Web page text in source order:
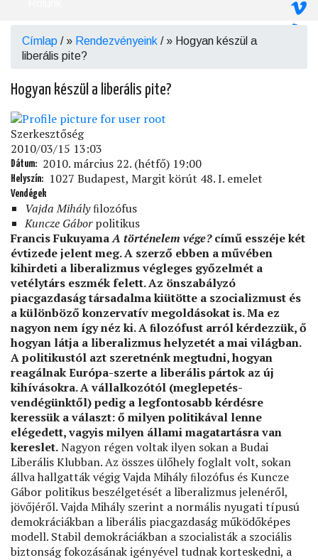
Morzsa
Címlap / Rendezvényeink /
Hogyan készül a
liberális pite?
Hogyan készül a liberális pite?
Szerkesztőség
2010/03/15 13:03
Dátum 2010. március 22. (hétfő) 19:00
Helyszín 1027 Budapest, Margit körút 48. I. emelet
Vendégek
Vajda Mihályﬁlozófus
Kuncze Gáborpolitikus
Francis FukuyamaA történelem vége?című esszéje két
évtizede jelent meg. A szerző ebben a művében
kihirdeti a liberalizmus végleges győzelmét a
vetélytárs eszmék felett. Az önszabályzó
piacgazdaság társadalma kiütötte a szocializmust és
a különböző konzervatív megoldásokat is. Ma ez
nagyon nem így néz ki. A ﬁlozófust arról kérdezzük, ő
hogyan látja a liberalizmus helyzetét a mai világban.
A politikustól azt szeretnénk megtudni, hogyan
reagálnak Európa-szerte a liberális pártok az új
kihívásokra. A vállalkozótól (meglepetés-
vendégünktől) pedig a legfontosabb kérdésre
keressük a választ: ő milyen politikával lenne
elégedett, vagyis milyen állami magatartásra van
kereslet.Nagyon régen voltak ilyen sokan a Budai
Liberális Klubban. Az összes ülőhely foglalt volt, sokan
állva hallgatták végig Vajda Mihály ﬁlozófus és Kuncze
Gábor politikus beszélgetését a liberalizmus jelenéről,
jövőjéről. Vajda Mihály szerint a normális nyugati típusú
demokráciákban a liberális piacgazdaság működőképes
modell. Stabil demokráciákban a szocialisták a szociális
biztonság fokozásának igényével tudnak korteskedni, a